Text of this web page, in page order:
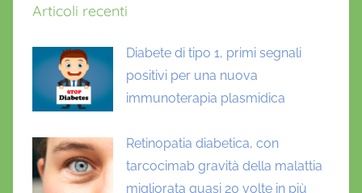
t
Articoli recenti
Diabete di tipo 1, primi segnali
positivi per una nuova
immunoterapia plasmidica
Retinopatia diabetica, con
tarcocimab gravità della malattia
migliorata quasi 20 volte in più